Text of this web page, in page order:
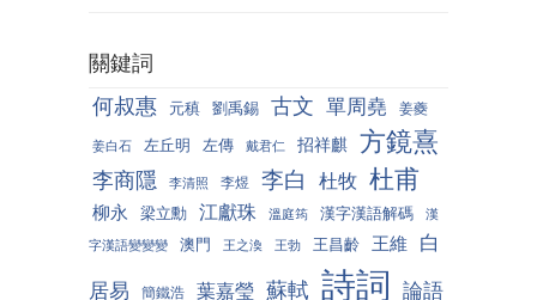
關鍵詞
何叔惠 元稹 劉禹錫 古文 單周堯 姜夔
姜白石 左丘明 左傳 戴君仁 招祥麒 方鏡熹
李商隱 李清照 李煜 李白 杜牧 杜甫
柳永 梁立勳 江獻珠 溫庭筠 漢字漢語解碼
漢
字漢語變變變
澳門 王之渙 王勃 王昌齡 王維 白
居易
簡鐵浩 葉嘉瑩 蘇軾 詩詞 論語